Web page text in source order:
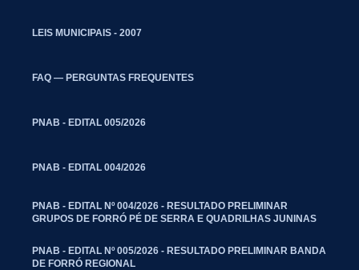
LEIS MUNICIPAIS - 2007
FAQ — PERGUNTAS FREQUENTES
PNAB - EDITAL 005/2026
PNAB - EDITAL 004/2026
PNAB - EDITAL Nº 004/2026 - RESULTADO PRELIMINAR
GRUPOS DE FORRÓ PÉ DE SERRA E QUADRILHAS JUNINAS
PNAB - EDITAL Nº 005/2026 - RESULTADO PRELIMINAR BANDA
DE FORRÓ REGIONAL